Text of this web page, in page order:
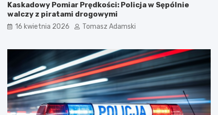
Kaskadowy Pomiar Prędkości: Policja w Sępólnie
walczy z piratami drogowymi
16 kwietnia 2026 Tomasz Adamski